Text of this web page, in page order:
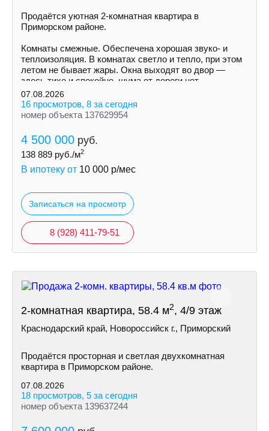
Продаётся уютная 2-комнатная квартира в
Приморском районе.
Комнаты смежные. Обеспечена хорошая звуко- и
теплоизоляция. В комнатах светло и тепло, при этом
летом не бывает жары. Окна выходят во двор —
здесь тихо и спокойно, шума от дороги нет.
07.08.2026
16 просмотров, 8 за сегодня
номер объекта 137629954
4 500 000 руб.
138 889 руб./м2
В ипотеку от 10 000 р/мес
Записаться на просмотр
8 (928) 411-79-51
2-комнатная квартира, 58.4 м2, 4/9 этаж
Краснодарский край, Новороссийск г., Приморский
Продаётся просторная и светлая двухкомнатная
квартира в Приморском районе.
07.08.2026
18 просмотров, 5 за сегодня
номер объекта 139637244